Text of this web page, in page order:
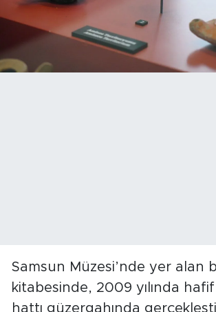
Samsun Müzesi’nde yer alan
kitabesinde, 2009 yılında
hattı güzergahında